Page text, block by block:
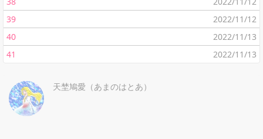
39
2022/11/12
40
2022/11/13
41
2022/11/13
天埜鳩愛（あまのはとあ）